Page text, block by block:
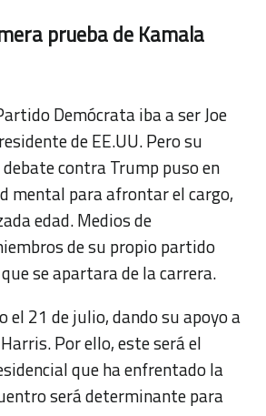
prueba de Kamala
Demócrata iba a ser Joe
de EE.UU. Pero su
contra Trump puso en
mental para afrontar el cargo,
edad. Medios de
de su propio partido
se apartara de la carrera.
el 21 de julio, dando su apoyo a
Por ello, este será el
que ha enfrentado la
será determinante para